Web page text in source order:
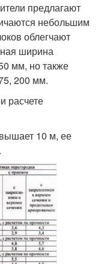
предлагают
небольшим
облегчают
ширина
мм, но также
200 мм.
расчете
10 м, ее